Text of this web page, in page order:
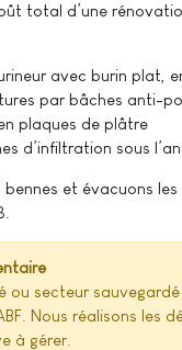
total d’une
avec burin plat,
par bâches anti-
plaques de plâtre
d’infiltration sous
et évacuons
secteur
Nous réalisons les
à gérer.